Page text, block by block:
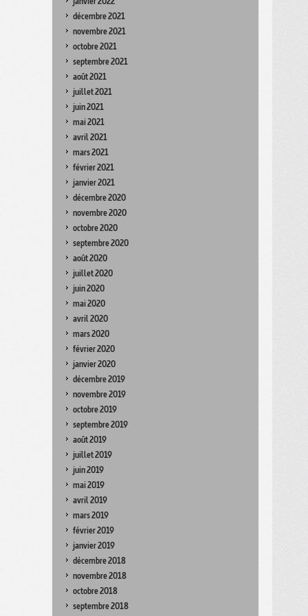
décembre 2021
novembre 2021
octobre 2021
septembre 2021
août 2021
juillet 2021
juin 2021
mai 2021
avril 2021
mars 2021
février 2021
janvier 2021
décembre 2020
novembre 2020
octobre 2020
septembre 2020
août 2020
juillet 2020
juin 2020
mai 2020
avril 2020
mars 2020
février 2020
janvier 2020
décembre 2019
novembre 2019
octobre 2019
septembre 2019
août 2019
juillet 2019
juin 2019
mai 2019
avril 2019
mars 2019
février 2019
janvier 2019
décembre 2018
novembre 2018
octobre 2018
septembre 2018